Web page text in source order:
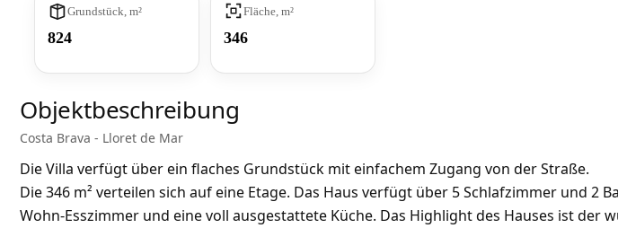
Grundstück, m²
824
Fläche, m²
346
Objektbeschreibung
Costa Brava - Lloret de Mar
Die Villa verfügt über ein flaches Grundstück mit einfachem Zugang von der Straße.
Die 346 m² verteilen sich auf eine Etage. Das Haus verfügt über 5 Schlafzimmer und 2
Wohn-Esszimmer und eine voll ausgestattete Küche. Das Highlight des Hauses ist der